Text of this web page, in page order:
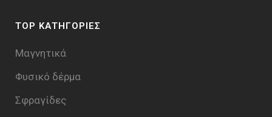
TOP ΚΑΤΗΓΟΡΙΕΣ
Μαγνητικά
Φυσικό δέρμα
Σφραγίδες